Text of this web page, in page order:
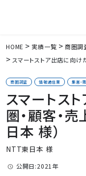
HOME 実績一覧
商圏調
スマートストア出店に向け
商圏調査 情報通信業 集客・
スマートス
圏・顧客・
日本 様）
NTT東日本 様
公開日:2021年